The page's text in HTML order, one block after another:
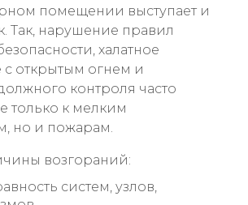
помещении выступает и
Так, нарушение правил
халатное
открытым огнем и
контроля часто
только к мелким
но и пожарам.
возгораний:
систем, узлов,